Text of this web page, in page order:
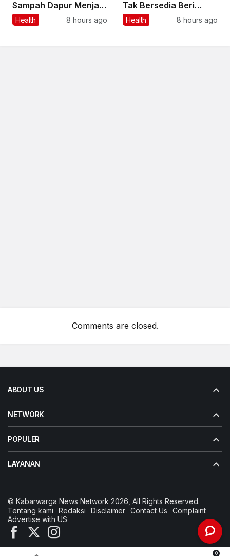
Sampah Dapur Menjadi
Pakan Ayam Nutrisi
Health 8 hours ago
Tak Bersedia Beri
Keterangan di MK,
Health 8 hours ago
Comments are closed.
ABOUT US
NETWORK
POPULER
LAYANAN
© Kabarwarga News Network 2026, All Rights Reserved.
Tentang kami
Redaksi Disclaimer Contact Us
Complaint
Advertise with US
0